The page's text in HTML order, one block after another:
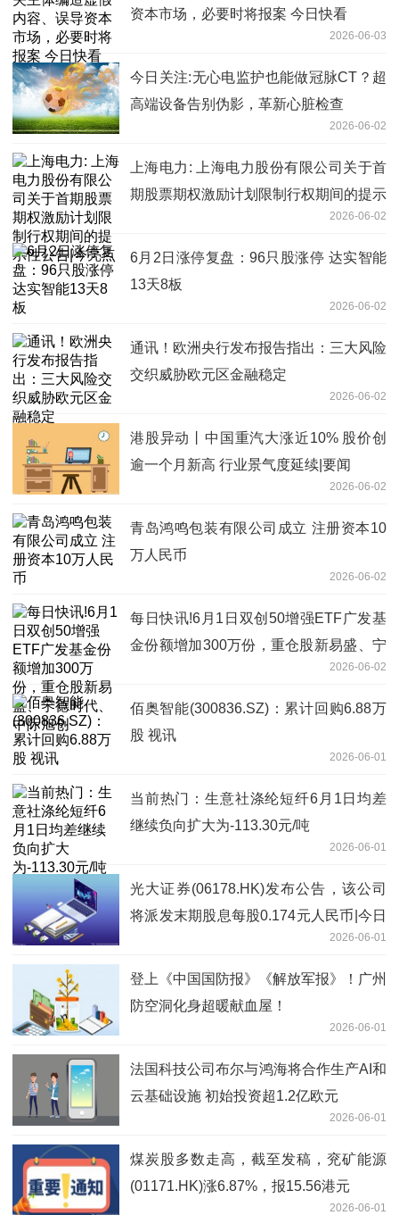
资本市场，必要时将报案 今日快看
2026-06-03
今日关注:无心电监护也能做冠脉CT？超
高端设备告别伪影，革新心脏检查
2026-06-02
上海电力: 上海电力股份有限公司关于首
期股票期权激励计划限制行权期间的提示
2026-06-02
6月2日涨停复盘：96只股涨停 达实智能
13天8板
2026-06-02
通讯！欧洲央行发布报告指出：三大风险
交织威胁欧元区金融稳定
2026-06-02
港股异动丨中国重汽大涨近10% 股价创
逾一个月新高 行业景气度延续|要闻
2026-06-02
青岛鸿鸣包装有限公司成立 注册资本10
万人民币
2026-06-02
每日快讯!6月1日双创50增强ETF广发基
金份额增加300万份，重仓股新易盛、宁
2026-06-02
佰奥智能(300836.SZ)：累计回购6.88万
股 视讯
2026-06-01
当前热门：生意社涤纶短纤6月1日均差
继续负向扩大为-113.30元/吨
2026-06-01
光大证券(06178.HK)发布公告，该公司
将派发末期股息每股0.174元人民币|今日
2026-06-01
登上《中国国防报》《解放军报》！广州
防空洞化身超暖献血屋！
2026-06-01
法国科技公司布尔与鸿海将合作生产AI和
云基础设施 初始投资超1.2亿欧元
2026-06-01
煤炭股多数走高，截至发稿，兖矿能源
(01171.HK)涨6.87%，报15.56港元
2026-06-01